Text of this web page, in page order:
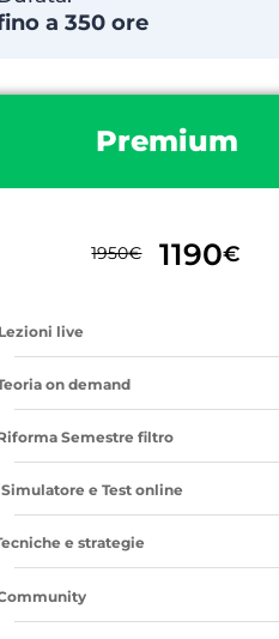
a 350 ore
Premium
1950€ 1190€
Lezioni live
on demand
Semestre filtro
Simulatore e Test online
e strategie